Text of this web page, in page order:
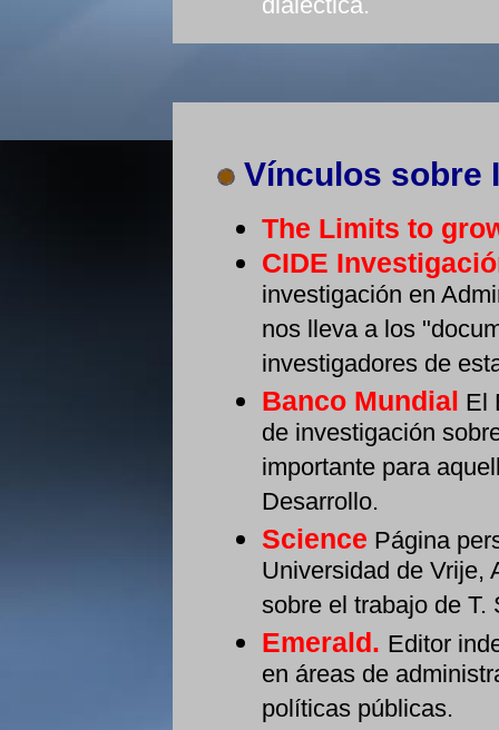
dialéctica.
Vínculos sobre
The Limits to
CIDE
investigación en
nos lleva a los
investigadores de
Banco Mundial El
de investigación
importante para
Desarrollo.
Science Página
Universidad de Vrije,
sobre el trabajo de T.
Emerald. Editor
en áreas de
políticas públicas.